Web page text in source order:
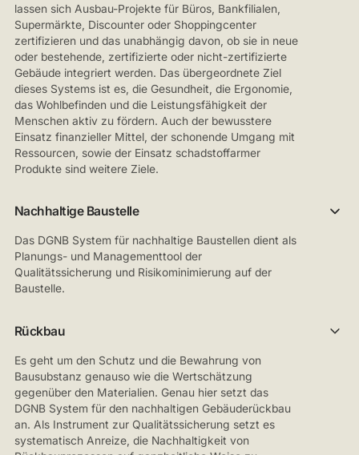
lassen sich Ausbau-Projekte für Büros, Bankfilialen,
Supermärkte, Discounter oder Shoppingcenter
zertifizieren und das unabhängig davon, ob sie in neue
oder bestehende, zertifizierte oder nicht-zertifizierte
Gebäude integriert werden. Das übergeordnete Ziel
dieses Systems ist es, die Gesundheit, die Ergonomie,
das Wohlbefinden und die Leistungsfähigkeit der
Menschen aktiv zu fördern. Auch der bewusstere
Einsatz finanzieller Mittel, der schonende Umgang mit
Ressourcen, sowie der Einsatz schadstoffarmer
Produkte sind weitere Ziele.
Nachhaltige Baustelle
Das DGNB System für nachhaltige Baustellen dient als
Planungs- und Managementtool der
Qualitätssicherung und Risikominimierung auf der
Baustelle.
Rückbau
Es geht um den Schutz und die Bewahrung von
Bausubstanz genauso wie die Wertschätzung
gegenüber den Materialien. Genau hier setzt das
DGNB System für den nachhaltigen Gebäuderückbau
an. Als Instrument zur Qualitätssicherung setzt es
systematisch Anreize, die Nachhaltigkeit von